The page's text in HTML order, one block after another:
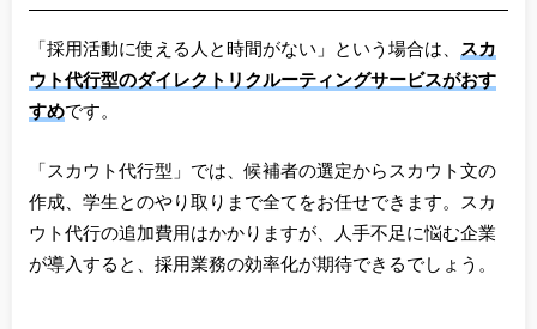
「採用活動に使える人と時間がない」という場合は、 スカ
ウト代行型のダイレクトリクルーティングサービスがおす
すめです。
「スカウト代行型」では、候補者の選定からスカウト文の
作成、学生とのやり取りまで全てをお任せできます。スカ
ウト代行の追加費用はかかりますが、人手不足に悩む企業
が導入すると、採用業務の効率化が期待できるでしょう。